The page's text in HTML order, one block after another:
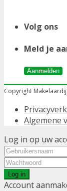
Volg ons
Meld je
Aanmelden
Copyright
Algemene
Log in op uw
Log in
Account